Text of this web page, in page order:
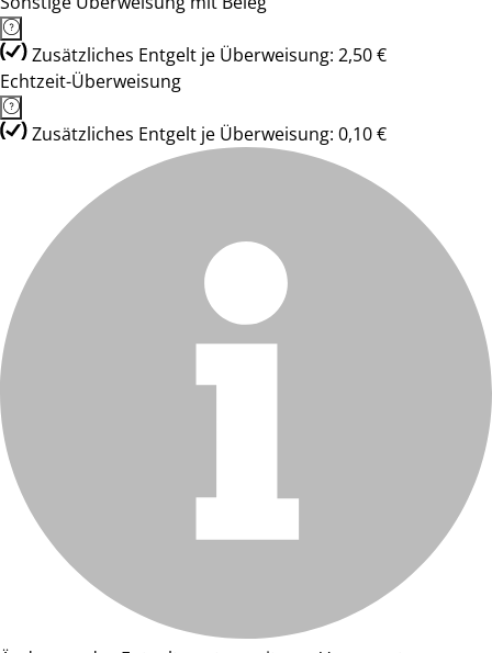
Zusätzliches Entgelt je Überweisung: 2,50 €
Echtzeit-Überweisung
Zusätzliches Entgelt je Überweisung: 0,10 €